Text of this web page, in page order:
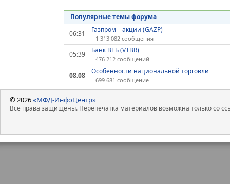
Популярные темы форума
06:31
Газпром – акции (GAZP)
1 313 082 сообщения
05:39 Банк ВТБ (VTBR)
476 212 сообщений
08.08 Особенности национальной торговли
699 681 сообщение
© 2026«МФД-ИнфоЦентр»
Все права защищены. Перепечатка материалов возможна только со